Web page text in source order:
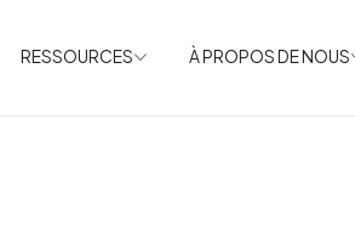
RESSOURCES À PROPOS DE NOUS